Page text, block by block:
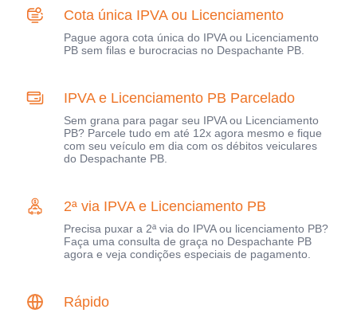
Cota única IPVA ou Licenciamento
Pague agora cota única do IPVA ou Licenciamento
PB sem filas e burocracias no Despachante PB.
IPVA e Licenciamento PB Parcelado
Sem grana para pagar seu IPVA ou Licenciamento
PB? Parcele tudo em até 12x agora mesmo e fique
com seu veículo em dia com os débitos veiculares
do Despachante PB.
2ª via IPVA e Licenciamento PB
Precisa puxar a 2ª via do IPVA ou licenciamento PB?
Faça uma consulta de graça no Despachante PB
agora e veja condições especiais de pagamento.
Rápido